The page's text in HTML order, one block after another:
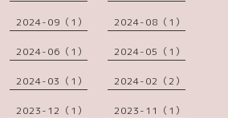
2024-09（1） 2024-08（1）
2024-06（1） 2024-05（1）
2024-03（1） 2024-02（2）
2023-12（1） 2023-11（1）